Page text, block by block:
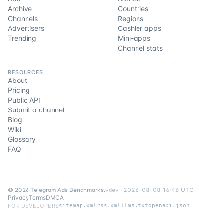
Archive
Channels
Advertisers
Trending
Countries
Regions
Cashier apps
Mini-apps
Channel stats
RESOURCES
About
Pricing
Public API
Submit a channel
Blog
Wiki
Glossary
FAQ
© 2026 Telegram Ads Benchmarks.vdev · 2026-08-08 16:46 UTC
PrivacyTermsDMCA
FOR DEVELOPERSsitemap.xml rss.xmlllms.txtopenapi.json